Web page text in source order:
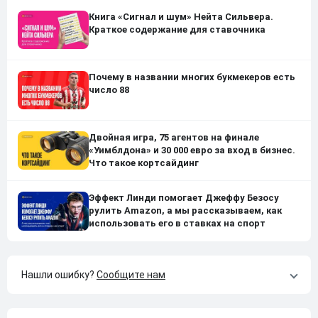
Книга «Сигнал и шум» Нейта Сильвера.
Краткое содержание для ставочника
Почему в названии многих букмекеров есть
число 88
Двойная игра, 75 агентов на финале
«Уимблдона» и 30 000 евро за вход в бизнес.
Что такое кортсайдинг
Эффект Линди помогает Джеффу Безосу
рулить Amazon, а мы рассказываем, как
использовать его в ставках на спорт
Нашли ошибку? Сообщите нам